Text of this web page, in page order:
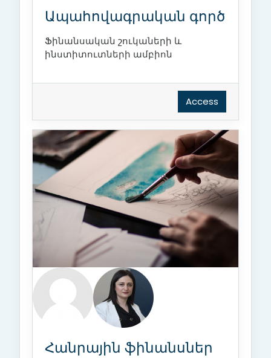
Ապահովագրական գործ
Ֆինանսական շուկաների և
ինստիտուտների ամբիոն
Access
Հանրային ֆինանսներ